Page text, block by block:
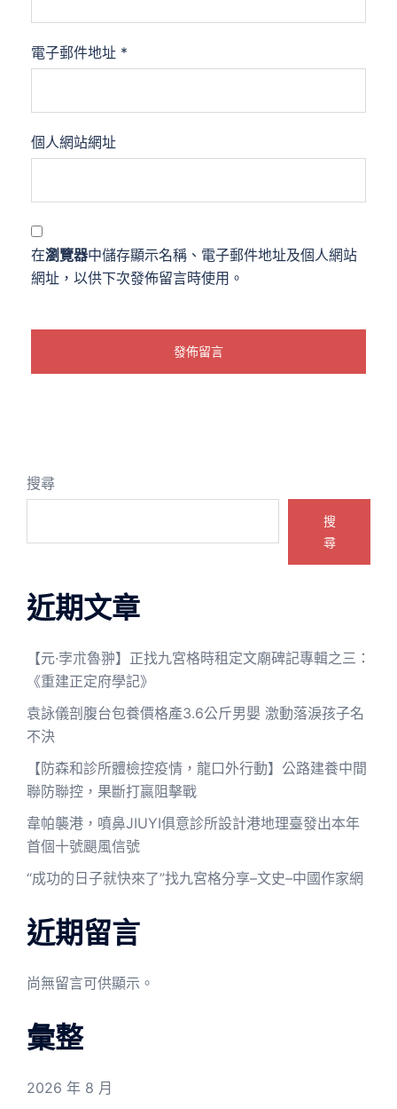
電子郵件地址 *
個人網站網址
在瀏覽器中儲存顯示名稱、電子郵件地址及個人網站
網址，以供下次發佈留言時使用。
搜尋
搜
尋
近期文章
【元·孛朮魯翀】正找九宮格時租定文廟碑記專輯之三：
《重建正定府學記》
袁詠儀剖腹台包養價格產3.6公斤男嬰 激動落淚孩子名
不決
【防森和診所體檢控疫情，龍口外行動】公路建養中間
聯防聯控，果斷打贏阻擊戰
韋帕襲港，噴鼻JIUYI俱意診所設計港地理臺發出本年
首個十號颶風信號
“成功的日子就快來了”找九宮格分享–文史–中國作家網
近期留言
尚無留言可供顯示。
彙整
2026 年 8 月